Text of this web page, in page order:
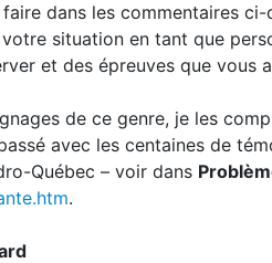
dans les commentaires
situation en tant que
et des épreuves que vous
de ce genre, je les
avec les centaines de
Québec – voir dans
.